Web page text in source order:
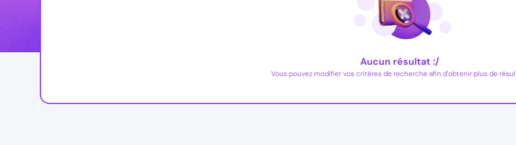
Aucun résultat :/
Vous pouvez modifier vos critères de recherche afin d'obtenir plus de